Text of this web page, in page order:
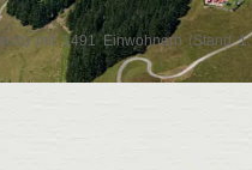
mit 1491 Einwohnern (Stand 1.